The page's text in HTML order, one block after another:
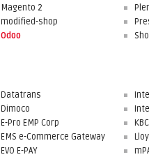
Magento 2
modified-shop
Odoo
Datatrans
Dimoco
E-Pro EMP Corp
EMS e-Commerce Gateway
EVO E-PAY